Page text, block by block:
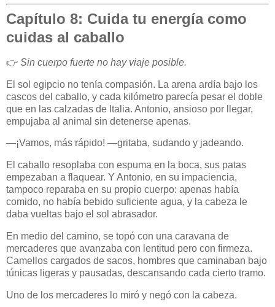
Capítulo 8: Cuida tu energía como
cuidas al caballo
👉 Sin cuerpo fuerte no hay viaje posible.
El sol egipcio no tenía compasión. La arena ardía bajo los
cascos del caballo, y cada kilómetro parecía pesar el doble
que en las calzadas de Italia. Antonio, ansioso por llegar,
empujaba al animal sin detenerse apenas.
—¡Vamos, más rápido! —gritaba, sudando y jadeando.
El caballo resoplaba con espuma en la boca, sus patas
empezaban a flaquear. Y Antonio, en su impaciencia,
tampoco reparaba en su propio cuerpo: apenas había
comido, no había bebido suficiente agua, y la cabeza le
daba vueltas bajo el sol abrasador.
En medio del camino, se topó con una caravana de
mercaderes que avanzaba con lentitud pero con firmeza.
Camellos cargados de sacos, hombres que caminaban bajo
túnicas ligeras y pausadas, descansando cada cierto tramo.
Uno de los mercaderes lo miró y negó con la cabeza.